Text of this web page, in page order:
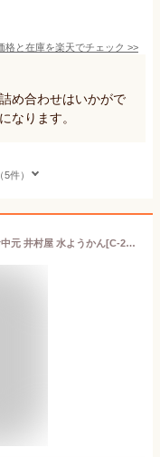
格と在庫を楽天でチェック >>
め合わせはいかがで
なります。
件）
夏ギフト 送料無料 夏のギフト 御中元 お中元 井村屋 水ようかん[C-20] 贈り物 おくりもの 御中元ギフト お中元ギフト 手土産 お土産 贈答用 プレゼント